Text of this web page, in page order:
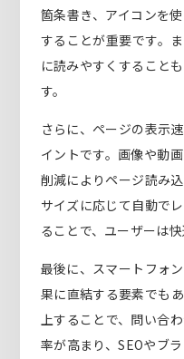
箇条書き、アイコンを
することが重要です。
に読みやすくすること
す。
さらに、ページの表示
イントです。画像や動
削減によりページ読み
サイズに応じて自動で
ることで、ユーザーは
最後に、スマートフォ
果に直結する要素でも
上することで、問い合
率が高まり、SEOやブ